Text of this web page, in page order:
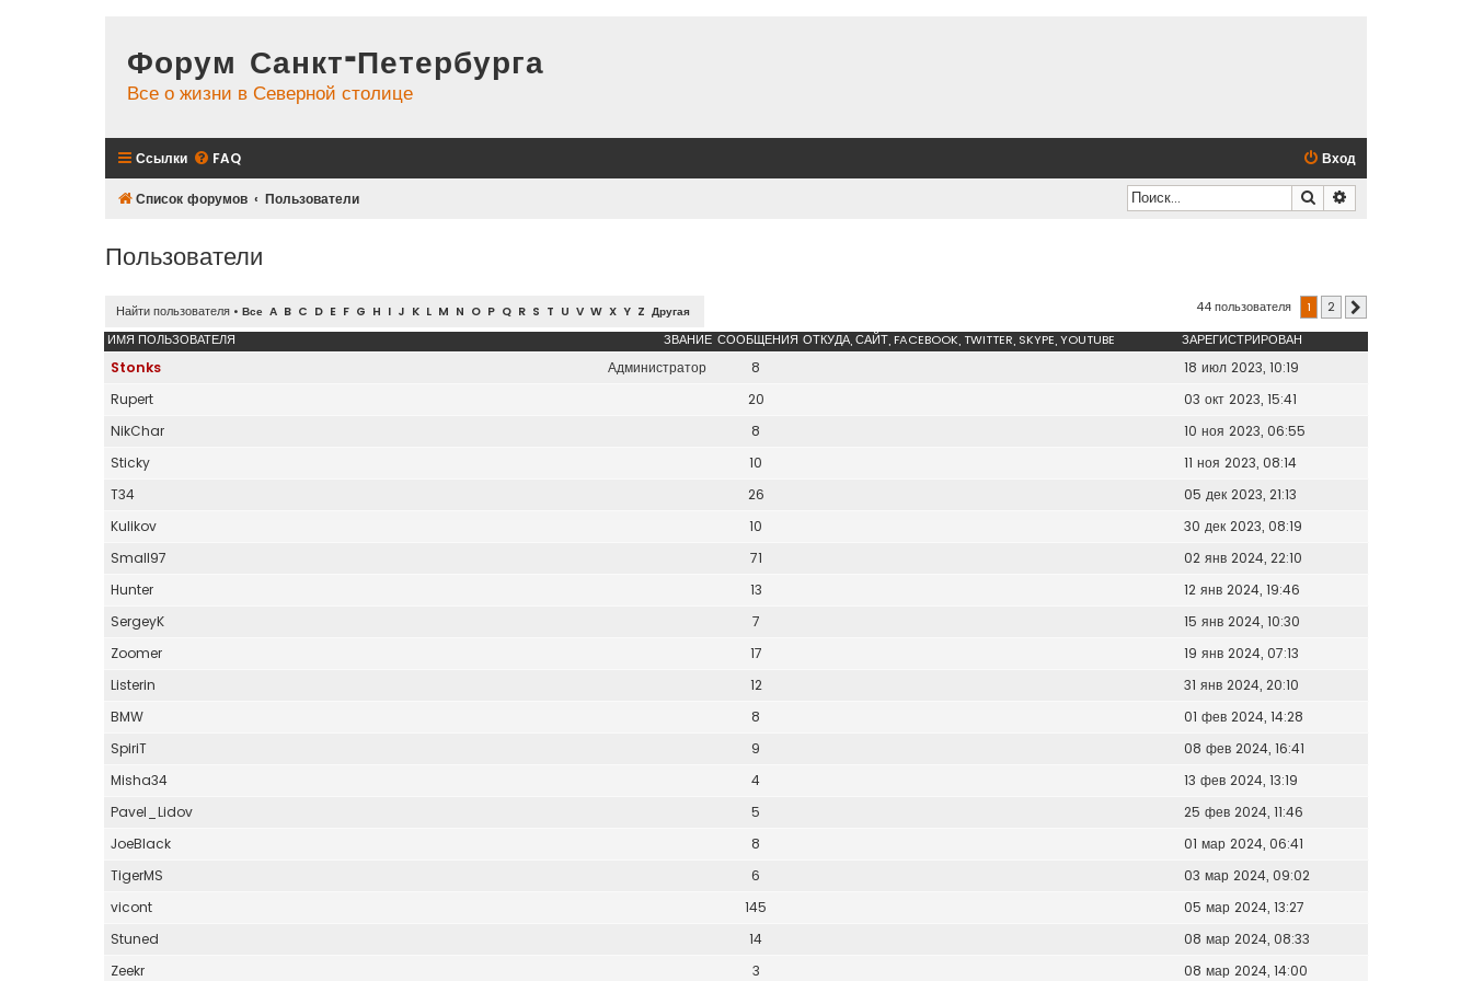
Форум Санкт-Петербурга
Все о жизни в Северной столице
Ссылки FAQ Вход
Список форумов Пользователи Поиск
Пользователи
Найти пользователя • Все A B C D E F G H I J K L M N O P Q R S T U V W X Y Z Другая 44 пользователя 1 2
ЗВАНИЕ
ИМЯ ПОЛЬЗОВАТЕЛЯ СООБЩЕНИЯ ОТКУДА, САЙТ, FACEBOOK, TWITTER, SKYPE, YOUTUBE ЗАРЕГИСТРИРОВАН
Администратор
Stonks 8
18 июл 2023, 10:19
Rupert
20
03 окт 2023, 15:41
NikChar
8
10 ноя 2023, 06:55
Sticky
10
11 ноя 2023, 08:14
T34
26
05 дек 2023, 21:13
Kulikov
10
30 дек 2023, 08:19
Small97
71
02 янв 2024, 22:10
Hunter
13
12 янв 2024, 19:46
SergeyK
7
15 янв 2024, 10:30
Zoomer
17
19 янв 2024, 07:13
Listerin
12
31 янв 2024, 20:10
BMW
8
01 фев 2024, 14:28
SpiriT
9
08 фев 2024, 16:41
Misha34
4
13 фев 2024, 13:19
Pavel_Lidov
5
25 фев 2024, 11:46
JoeBlack
8
01 мар 2024, 06:41
TigerMS
6
03 мар 2024, 09:02
vicont
145
05 мар 2024, 13:27
Stuned
14
08 мар 2024, 08:33
Zeekr
3 08 мар 2024, 14:00